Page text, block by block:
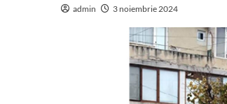
admin 3 noiembrie 2024